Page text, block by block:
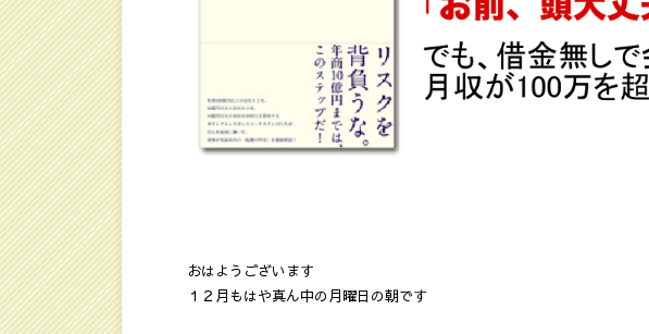
おはようございます
１２月もはや真ん中の月曜日の朝です